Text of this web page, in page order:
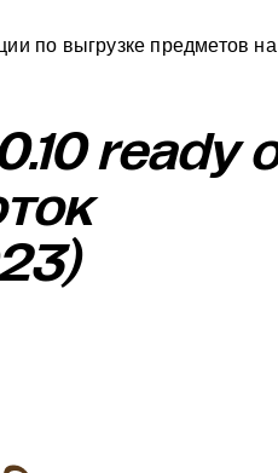
ready
по выгрузке предметов